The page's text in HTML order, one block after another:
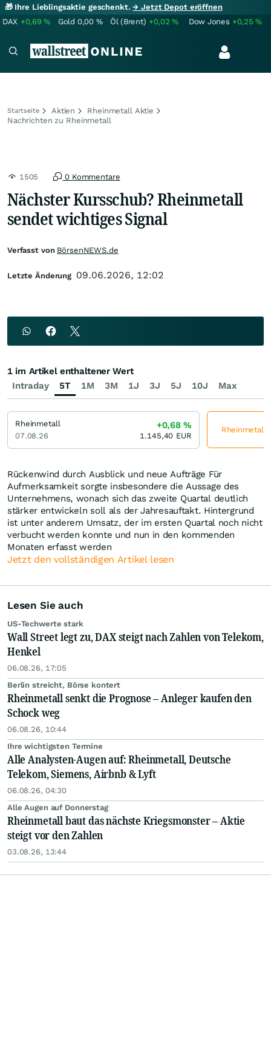
🎁 Ihre Lieblingsaktie geschenkt.→ Jetzt Depot eröffnen
DAX +0,69% Gold 0,00 % Öl (Brent) +0,02% Dow Jones +0,25%
Startseite Aktien
Rheinmetall Aktie
Nachrichten zu Rheinmetall
1505 0 Kommentare
Nächster Kursschub? Rheinmetall
sendet wichtiges Signal
Rückenwind durch Ausblick und neue Aufträge Für
Aufmerksamkeit sorgte insbesondere die Aussage des
Unternehmens, wonach sich das zweite Quartal deutlich
stärker entwickeln soll als der Jahresauftakt. Hintergrund
ist unter anderem Umsatz, der im ersten Quartal noch nicht
verbucht werden konnte und nun in den kommenden
Monaten erfasst werden
Jetzt den vollständigen Artikel lesen
Lesen Sie auch
US-Techwerte stark
Wall Street legt zu, DAX steigt nach Zahlen von Telekom,
Henkel
06.08.26, 17:05
Berlin streicht, Börse kontert
Rheinmetall senkt die Prognose – Anleger kaufen den
Schock weg
06.08.26, 10:44
Ihre wichtigsten Termine
Alle Analysten-Augen auf: Rheinmetall, Deutsche
Telekom, Siemens, Airbnb & Lyft
06.08.26, 04:30
Alle Augen auf Donnerstag
Rheinmetall baut das nächste Kriegsmonster – Aktie
steigt vor den Zahlen
03.08.26, 13:44
Verfasst von BörsenNEWS.de
Letzte Änderung 09.06.2026, 12:02
Intraday 5T 1M 3M 1J 3J 5J 10J Max
1 im Artikel enthaltener Wert
Rheinmetall
07.08.26
+0,68%
1.145,40 EUR
Rheinmetall